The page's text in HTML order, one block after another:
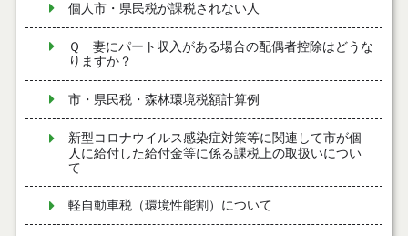
個人市・県民税が課税されない人
Ｑ 妻にパート収入がある場合の配偶者控除はどうな
りますか？
市・県民税・森林環境税額計算例
新型コロナウイルス感染症対策等に関連して市が個
人に給付した給付金等に係る課税上の取扱いについ
て
軽自動車税（環境性能割）について